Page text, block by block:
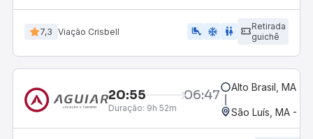
7,3 Viação Crisbell airline_seat_legroom_extra ac_unit wc
Retirada
guichê
20:55 06:47
Duração: 9h 52m
Alto Brasil, MA
São Luís, MA -